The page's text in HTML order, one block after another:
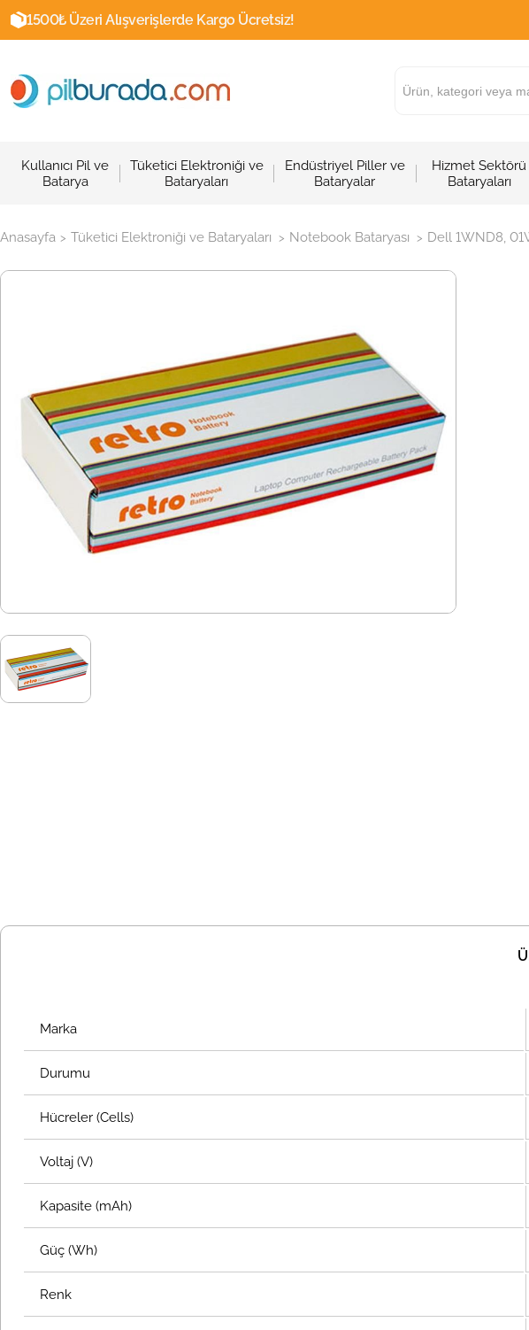
1500₺ Üzeri Alışverişlerde Kargo Ücretsiz!
Kullanıcı Pil ve
Batarya
Tüketici Elektroniği ve
Bataryaları
Endüstriyel Piller ve
Bataryalar
Hizmet Sektörü
Bataryaları
Anasayfa > Tüketici Elektroniği ve Bataryaları > Notebook Bataryası > Dell 1WND8,
Marka
Durumu
Hücreler (Cells)
Voltaj (V)
Kapasite (mAh)
Güç (Wh)
Renk